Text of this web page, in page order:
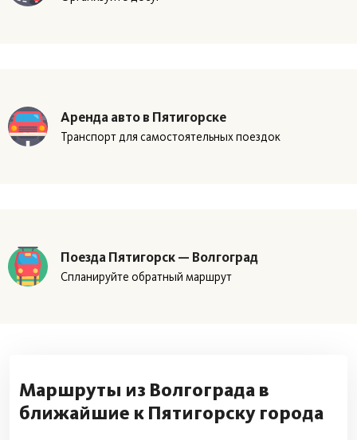
Аренда авто в Пятигорске
Транспорт для самостоятельных поездок
Поезда Пятигорск — Волгоград
Спланируйте обратный маршрут
Маршруты из Волгограда в
ближайшие к Пятигорску города